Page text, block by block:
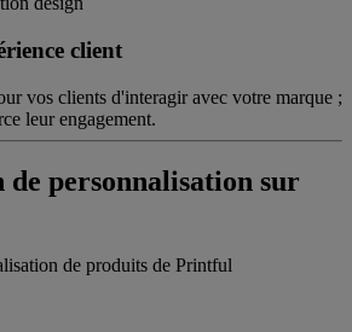
client
vos clients d'interagir avec votre marque ;
leur engagement.
personnalisation sur
de produits de Printful